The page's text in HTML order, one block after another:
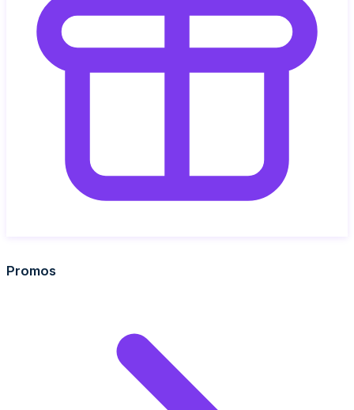
Promos